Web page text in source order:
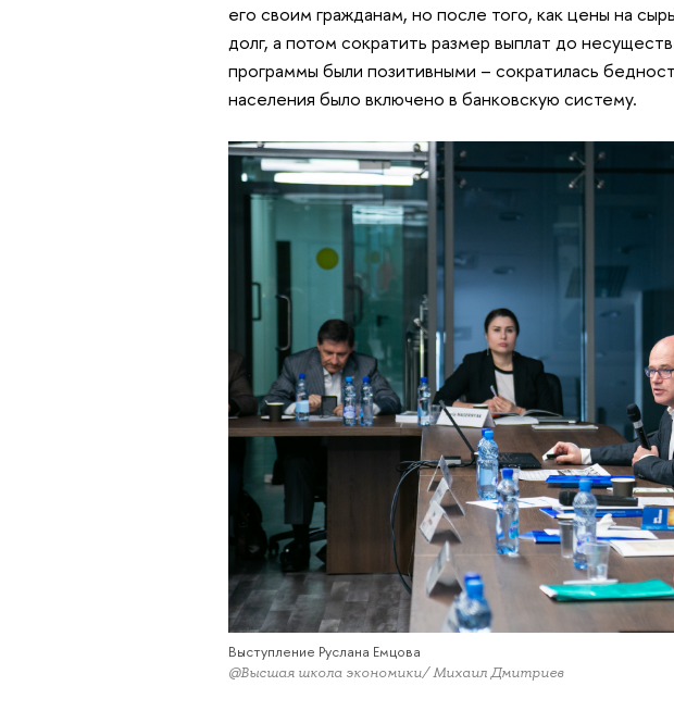
его своим гражданам, но после того, как цены на
долг, а потом сократить размер выплат до
программы были позитивными – сократилась
населения было включено в банковскую систему.
Выступление Руслана Емцова
@Высшая школа экономики/ Михаил Дмитриев